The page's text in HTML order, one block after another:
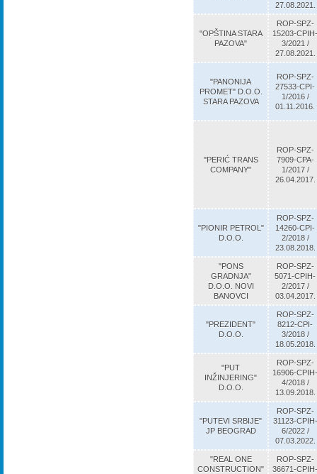
27.08.2021.
"OPŠTINA STARA
PAZOVA"
ROP-SPZ-
15203-CPIH-
3/2021 /
27.08.2021.
"PANONIJA
PROMET" D.O.O.
STARA PAZOVA
ROP-SPZ-
27533-CPI-
1/2016 /
01.11.2016.
"PERIĆ TRANS
COMPANY"
ROP-SPZ-
7909-CPA-
1/2017 /
26.04.2017.
"PIONIR PETROL"
D.O.O.
ROP-SPZ-
14260-CPI-
2/2018 /
23.08.2018.
"PONS
GRADNJA"
D.O.O. NOVI
BANOVCI
ROP-SPZ-
5071-CPIH-
2/2017 /
03.04.2017.
"PREZIDENT"
D.O.O.
ROP-SPZ-
8212-CPI-
3/2018 /
18.05.2018.
"PUT
INŽINJERING"
D.O.O.
ROP-SPZ-
16906-CPIH-
4/2018 /
13.09.2018.
"PUTEVI SRBIJE"
JP BEOGRAD
ROP-SPZ-
31123-CPIH-
6/2022 /
07.03.2022.
"REAL ONE
CONSTRUCTION"
ROP-SPZ-
36671-CPIH-